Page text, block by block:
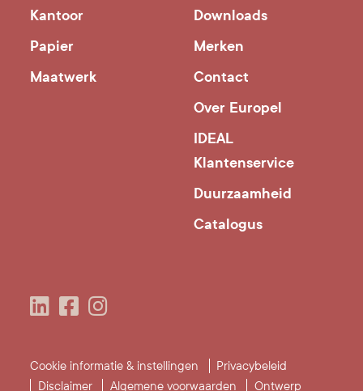
Kantoor
Papier
Maatwerk
Downloads
Merken
Contact
Over Europel
IDEAL
Klantenservice
Duurzaamheid
Catalogus
Cookie informatie & instellingen
Privacybeleid
Disclaimer
Algemene voorwaarden Ontwerp